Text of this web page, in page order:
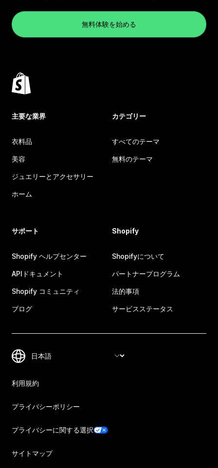
無料体験を始める
主要な業界
衣料品
美容
ジュエリーとアクセサリー
ホーム
カテゴリー
すべてのテーマ
無料のテーマ
サポート
Shopify ヘルプセンター
APIドキュメント
Shopify コミュニティ
ブログ
Shopify
Shopifyについて
パートナープログラム
法的事項
サービスステータス
利用規約
プライバシーポリシー
プライバシーに関する選択
サイトマップ